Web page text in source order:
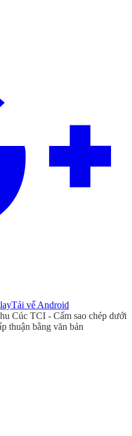
Tải vể Android
Cúc TCI - Cấm sao chép dưới
thuận bằng văn bản